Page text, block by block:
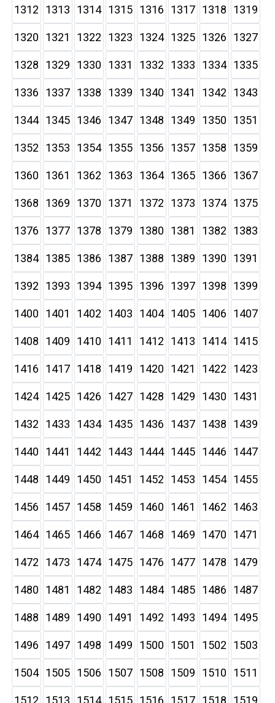
1312 1313 1314 1315 1316 1317 1318 1319
1320 1321 1322 1323 1324 1325 1326 1327
1328 1329 1330 1331 1332 1333 1334 1335
1336 1337 1338 1339 1340 1341 1342 1343
1344 1345 1346 1347 1348 1349 1350 1351
1352 1353 1354 1355 1356 1357 1358 1359
1360 1361 1362 1363 1364 1365 1366 1367
1368 1369 1370 1371 1372 1373 1374 1375
1376 1377 1378 1379 1380 1381 1382 1383
1384 1385 1386 1387 1388 1389 1390 1391
1392 1393 1394 1395 1396 1397 1398 1399
1400 1401 1402 1403 1404 1405 1406 1407
1408 1409 1410 1411 1412 1413 1414 1415
1416 1417 1418 1419 1420 1421 1422 1423
1424 1425 1426 1427 1428 1429 1430 1431
1432 1433 1434 1435 1436 1437 1438 1439
1440 1441 1442 1443 1444 1445 1446 1447
1448 1449 1450 1451 1452 1453 1454 1455
1456 1457 1458 1459 1460 1461 1462 1463
1464 1465 1466 1467 1468 1469 1470 1471
1472 1473 1474 1475 1476 1477 1478 1479
1480 1481 1482 1483 1484 1485 1486 1487
1488 1489 1490 1491 1492 1493 1494 1495
1496 1497 1498 1499 1500 1501 1502 1503
1504 1505 1506 1507 1508 1509 1510 1511
1512 1513 1514 1515 1516 1517 1518 1519